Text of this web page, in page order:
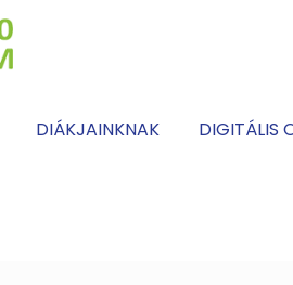
DIÁKJAINKNAK DIGITÁLIS